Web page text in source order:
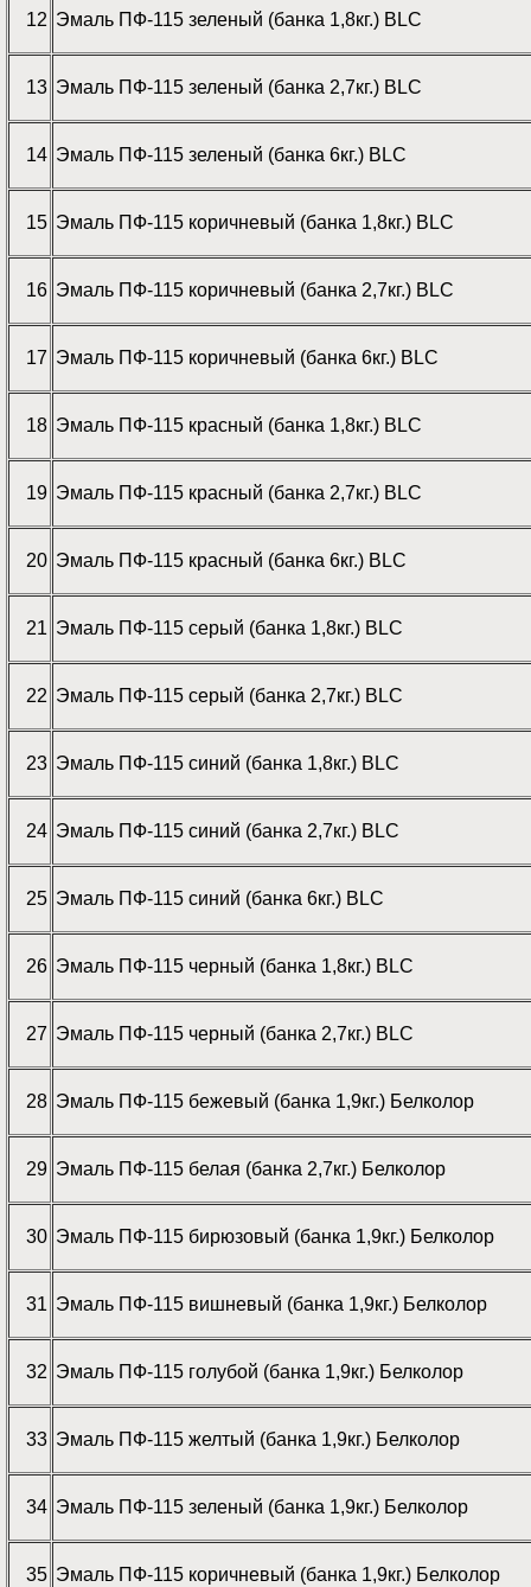
12 Эмаль ПФ-115 зеленый (банка 1,8кг.) BLC
13 Эмаль ПФ-115 зеленый (банка 2,7кг.) BLC
14 Эмаль ПФ-115 зеленый (банка 6кг.) BLC
15 Эмаль ПФ-115 коричневый (банка 1,8кг.) BLC
16 Эмаль ПФ-115 коричневый (банка 2,7кг.) BLC
17 Эмаль ПФ-115 коричневый (банка 6кг.) BLC
18 Эмаль ПФ-115 красный (банка 1,8кг.) BLC
19 Эмаль ПФ-115 красный (банка 2,7кг.) BLC
20 Эмаль ПФ-115 красный (банка 6кг.) BLC
21 Эмаль ПФ-115 серый (банка 1,8кг.) BLC
22 Эмаль ПФ-115 серый (банка 2,7кг.) BLC
23 Эмаль ПФ-115 синий (банка 1,8кг.) BLC
24 Эмаль ПФ-115 синий (банка 2,7кг.) BLC
25 Эмаль ПФ-115 синий (банка 6кг.) BLC
26 Эмаль ПФ-115 черный (банка 1,8кг.) BLC
27 Эмаль ПФ-115 черный (банка 2,7кг.) BLC
28 Эмаль ПФ-115 бежевый (банка 1,9кг.) Белколор
29 Эмаль ПФ-115 белая (банка 2,7кг.) Белколор
30 Эмаль ПФ-115 бирюзовый (банка 1,9кг.) Белколор
31 Эмаль ПФ-115 вишневый (банка 1,9кг.) Белколор
32 Эмаль ПФ-115 голубой (банка 1,9кг.) Белколор
33 Эмаль ПФ-115 желтый (банка 1,9кг.) Белколор
34 Эмаль ПФ-115 зеленый (банка 1,9кг.) Белколор
35 Эмаль ПФ-115 коричневый (банка 1,9кг.) Белколор